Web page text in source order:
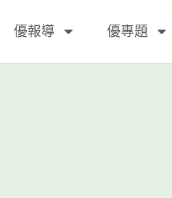
優報導 優專題